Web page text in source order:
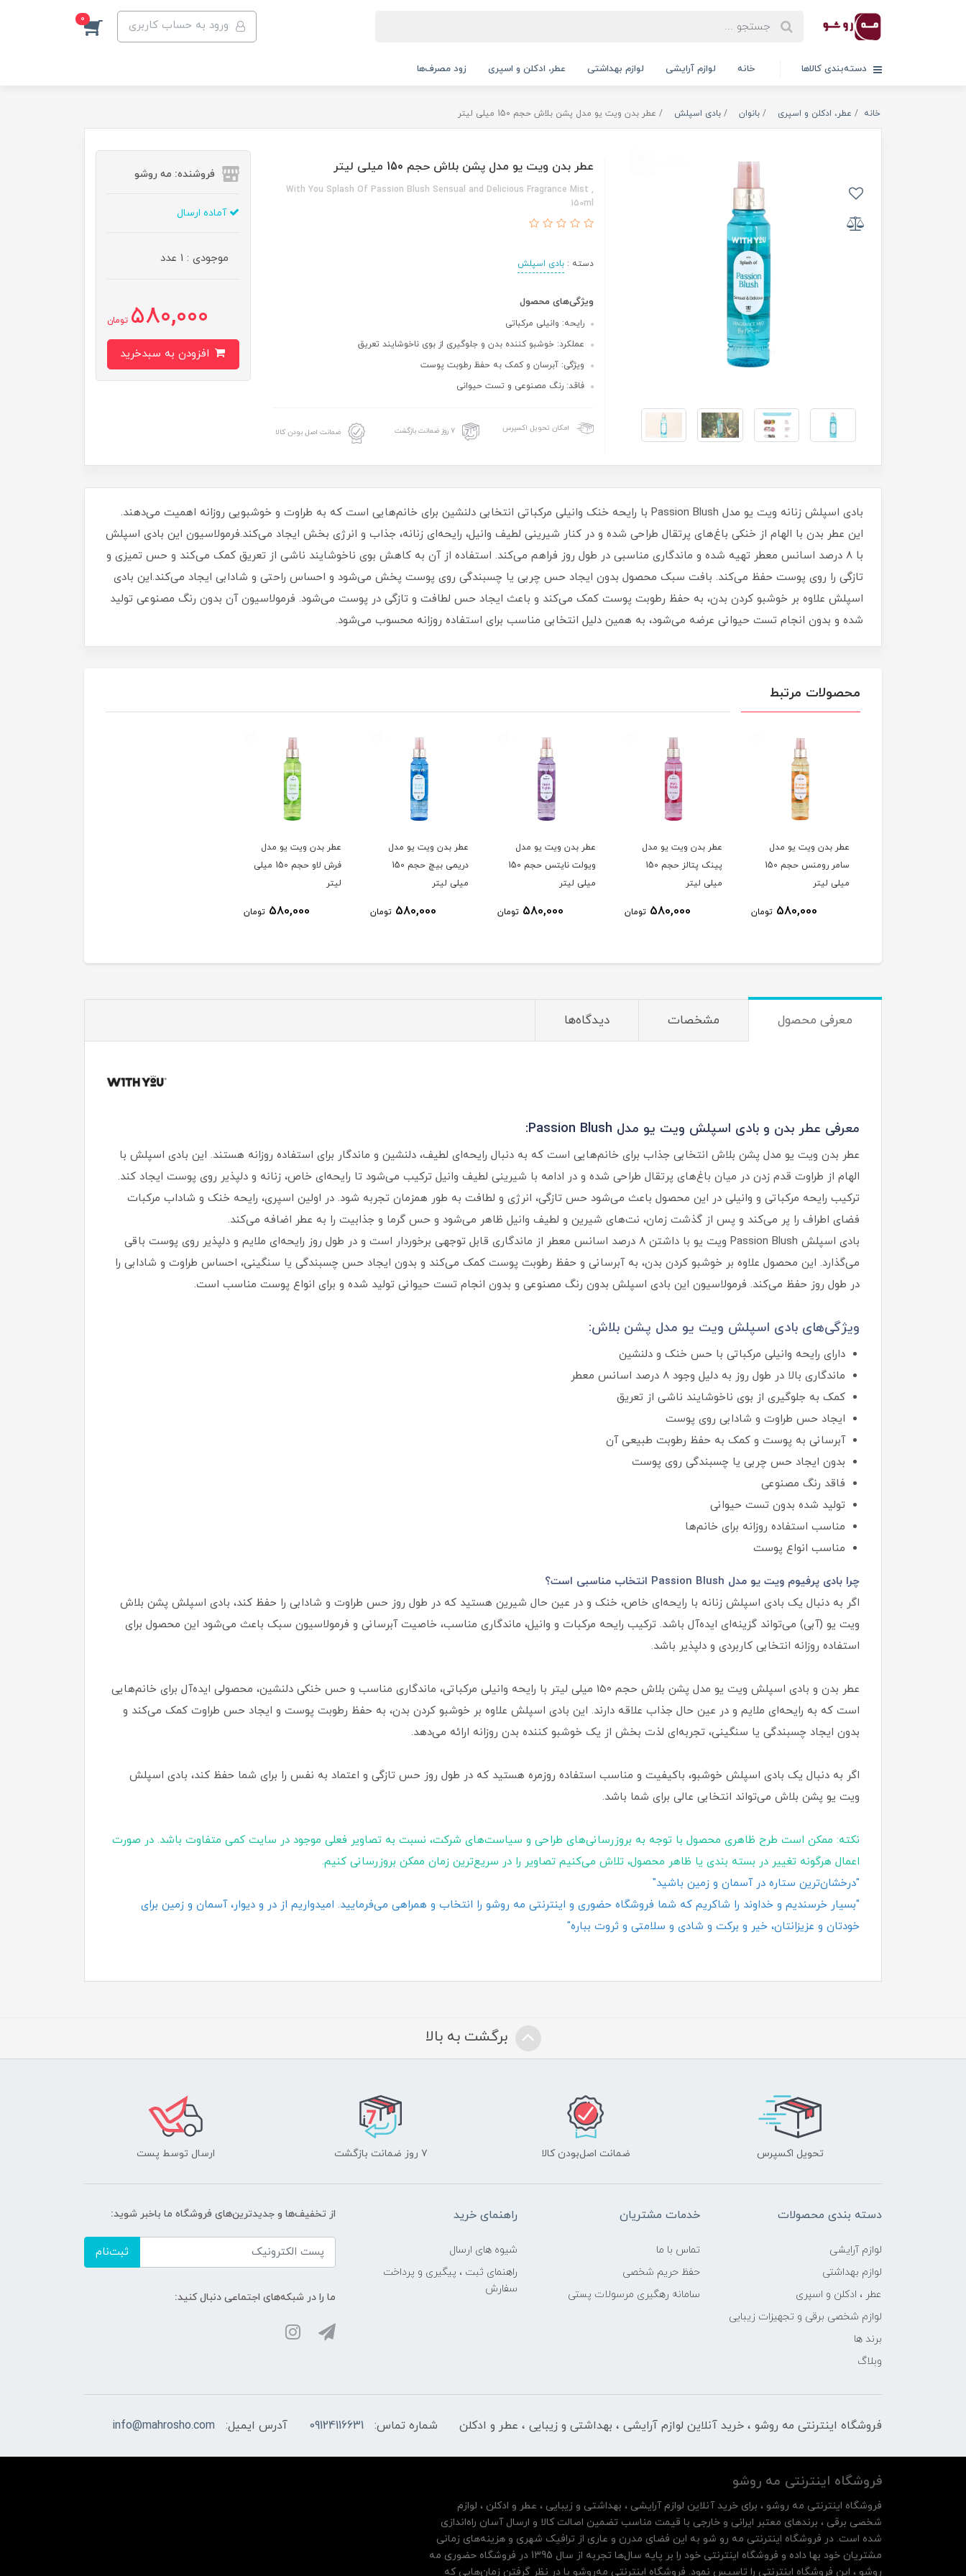
ورود به حساب کاربری 0
دسته‌بندی کالاها خانه لوازم آرایشی لوازم بهداشتی عطر، ادکلن و اسپری زود مصرف‌ها
خانه عطر، ادکلن و اسپری بانوان بادی اسپلش عطر بدن ویت یو مدل پشن بلاش حجم 150 میلی لیتر
عطر بدن ویت یو مدل پشن بلاش حجم 150 میلی لیتر
With You Splash Of Passion Blush Sensual and Delicious Fragrance Mist ,
150ml
دسته :بادی اسپلش
ویژگی‌های محصول
رایحه: وانیلی مرکباتی
عملکرد: خوشبو کننده بدن و جلوگیری از بوی ناخوشایند تعریق
ویژگی: آبرسان و کمک به حفظ رطوبت پوست
فاقد: رنگ مصنوعی و تست حیوانی
امکان تحویل اکسپرس ۷ روز ضمانت بازگشت ضمانت اصل بودن کالا
فروشنده: مه رو‌شو
آماده ارسال
موجودی : 1 عدد
580,000 تومان
بادی اسپلش زنانه ویت یو مدل Passion Blush با رایحه خنک وانیلی مرکباتی انتخابی دلنشین برای خانم‌هایی است که به طراوت و خوشبویی روزانه اهمیت می‌دهند.
این عطر بدن با الهام از خنکی باغ‌های پرتقال طراحی شده و در کنار شیرینی لطیف وانیل، رایحه‌ای زنانه، جذاب و انرژی‌ بخش ایجاد می‌کند.فرمولاسیون این بادی اسپلش
با 8 درصد اسانس معطر تهیه شده و ماندگاری مناسبی در طول روز فراهم می‌کند. استفاده از آن به کاهش بوی ناخوشایند ناشی از تعریق کمک می‌کند و حس تمیزی و
تازگی را روی پوست حفظ می‌کند. بافت سبک محصول بدون ایجاد حس چربی یا چسبندگی روی پوست پخش می‌شود و احساس راحتی و شادابی ایجاد می‌کند.این بادی
اسپلش علاوه بر خوشبو کردن بدن، به حفظ رطوبت پوست کمک می‌کند و باعث ایجاد حس لطافت و تازگی در پوست می‌شود. فرمولاسیون آن بدون رنگ مصنوعی تولید
شده و بدون انجام تست حیوانی عرضه می‌شود، به همین دلیل انتخابی مناسب برای استفاده روزانه محسوب می‌شود.
محصولات مرتبط
عطر بدن ویت یو مدل
سامر رومنس حجم 150
میلی لیتر
580,000 تومان
عطر بدن ویت یو مدل
پینک پتالز حجم 150
میلی لیتر
580,000 تومان
عطر بدن ویت یو مدل
ویولت نایتس حجم 150
میلی لیتر
580,000 تومان
عطر بدن ویت یو مدل
دریمی بیچ حجم 150
میلی لیتر
580,000 تومان
عطر بدن ویت یو مدل
فرش لاو حجم 150 میلی
لیتر
580,000 تومان
معرفی محصول مشخصات دیدگاه‌ها
معرفی عطر بدن و بادی اسپلش ویت یو مدل Passion Blush:
عطر بدن ویت یو مدل پشن بلاش انتخابی جذاب برای خانم‌هایی است که به دنبال رایحه‌ای لطیف، دلنشین و ماندگار برای استفاده روزانه هستند. این بادی اسپلش با
الهام از طراوت قدم زدن در میان باغ‌های پرتقال طراحی شده و در ادامه با شیرینی لطیف وانیل ترکیب می‌شود تا رایحه‌ای خاص، زنانه و دلپذیر روی پوست ایجاد کند.
ترکیب رایحه مرکباتی و وانیلی در این محصول باعث می‌شود حس تازگی، انرژی و لطافت به‌ طور همزمان تجربه شود. در اولین اسپری، رایحه خنک و شاداب مرکبات
فضای اطراف را پر می‌کند و پس از گذشت زمان، نت‌های شیرین و لطیف وانیل ظاهر می‌شود و حس گرما و جذابیت را به عطر اضافه می‌کند.
بادی اسپلش Passion Blush ویت یو با داشتن 8 درصد اسانس معطر از ماندگاری قابل توجهی برخوردار است و در طول روز رایحه‌ای ملایم و دلپذیر روی پوست باقی
می‌گذارد. این محصول علاوه بر خوشبو کردن بدن، به آبرسانی و حفظ رطوبت پوست کمک می‌کند و بدون ایجاد حس چسبندگی یا سنگینی، احساس طراوت و شادابی را
در طول روز حفظ می‌کند. فرمولاسیون این بادی اسپلش بدون رنگ مصنوعی و بدون انجام تست حیوانی تولید شده و برای انواع پوست مناسب است.
ویژگی‌های بادی اسپلش ویت یو مدل پشن بلاش:
دارای رایحه وانیلی مرکباتی با حس خنک و دلنشین
ماندگاری بالا در طول روز به دلیل وجود 8 درصد اسانس معطر
کمک به جلوگیری از بوی ناخوشایند ناشی از تعریق
ایجاد حس طراوت و شادابی روی پوست
آبرسانی به پوست و کمک به حفظ رطوبت طبیعی آن
بدون ایجاد حس چربی یا چسبندگی روی پوست
فاقد رنگ مصنوعی
تولید شده بدون تست حیوانی
مناسب استفاده روزانه برای خانم‌ها
مناسب انواع پوست
چرا بادی پرفیوم ویت یو مدل Passion Blush انتخاب مناسبی است؟
اگر به دنبال یک بادی اسپلش زنانه با رایحه‌ای خاص، خنک و در عین حال شیرین هستید که در طول روز حس طراوت و شادابی را حفظ کند، بادی اسپلش پشن بلاش
ویت یو (آبی) می‌تواند گزینه‌ای ایده‌آل باشد. ترکیب رایحه مرکبات و وانیل، ماندگاری مناسب، خاصیت آبرسانی و فرمولاسیون سبک باعث می‌شود این محصول برای
استفاده روزانه انتخابی کاربردی و دلپذیر باشد.
عطر بدن و بادی اسپلش ویت یو مدل پشن بلاش حجم 150 میلی‌ لیتر با رایحه وانیلی مرکباتی، ماندگاری مناسب و حس خنکی دلنشین، محصولی ایده‌آل برای خانم‌هایی
است که به رایحه‌ای ملایم و در عین حال جذاب علاقه دارند. این بادی اسپلش علاوه بر خوشبو کردن بدن، به حفظ رطوبت پوست و ایجاد حس طراوت کمک می‌کند و
بدون ایجاد چسبندگی یا سنگینی، تجربه‌ای لذت‌ بخش از یک خوشبو کننده بدن روزانه ارائه می‌دهد.
اگر به دنبال یک بادی اسپلش خوشبو، باکیفیت و مناسب استفاده روزمره هستید که در طول روز حس تازگی و اعتماد به‌ نفس را برای شما حفظ کند، بادی اسپلش
ویت یو پشن بلاش می‌تواند انتخابی عالی برای شما باشد.
نکته: ممکن است طرح ظاهری محصول با توجه به بروزرسانی‌های طراحی و سیاست‌های شرکت، نسبت به تصاویر فعلی موجود در سایت کمی متفاوت باشد. در صورت
اعمال هرگونه تغییر در بسته‌ بندی یا ظاهر محصول، تلاش می‌کنیم تصاویر را در سریع‌ترین زمان ممکن بروزرسانی کنیم.
"درخشان‌ترین ستاره در آسمان و زمین باشید"
"بسیار خرسندیم و خداوند را شاکریم که شما فروشگاه حضوری و اینترنتی مه روشو را انتخاب و همراهی می‌فرمایید. امیدواریم از در و دیوار، آسمان و زمین برای
خودتان و عزیزانتان، خیر و برکت و شادی و سلامتی و ثروت بباره"
برگشت به بالا
تحویل اکسپرس ضمانت اصل‌بودن کالا ۷ روز ضمانت بازگشت ارسال توسط پست
دسته بندی محصولات
لوازم آرایشی
لوازم بهداشتی
عطر ، ادکلن و اسپری
لوازم شخصی برقی و تجهیزات زیبایی
برند ها
وبلاگ
خدمات مشتریان
تماس با ما
حفظ حریم شخصی
سامانه رهگیری مرسولات پستی
راهنمای خرید
شیوه های ارسال
راهنمای ثبت ، پیگیری و پرداخت
سفارش
از تخفیف‌ها و جدیدترین‌های فروشگاه ما باخبر شوید:
ثبت‌نام
ما را در شبکه‌های اجتماعی دنبال کنید:
فروشگاه اینترنتی مه‌ رو‌شو ، خرید آنلاین لوازم آرایشی ، بهداشتی و زیبایی ، عطر و ادکلن شماره تماس: 09124116631 آدرس ایمیل: info@mahrosho.com
فروشگاه اینترنتی مه‌ رو‌شو
فروشگاه اینترنتی مه‌ رو‌شو ، برای خرید آنلاین لوازم آرایشی ، بهداشتی و زیبایی ، عطر و ادکلن ، لوازم
شخصی برقی ، برندهای معتبر ایرانی و خارجی با قیمت مناسب تضمین اصالت کالا و ارسال آسان راه‌اندازی
شده است. در فروشگاه اینترنتی مه رو شو به این فضای مدرن و عاری از ترافیک شهری و هزینه‌های زمانی
مشتریان خود بها داده و فروشگاه اینترنتی خود را بر پایه سال‌ها تجربه از سال 1395 در فروشگاه حضوری مه
روشو ، این فروشگاه اینترنتی را تاسیس نمود. فروشگاه اینترنتی مه‌رو‌شو با در نظر گرفتن زمان‌هایی که